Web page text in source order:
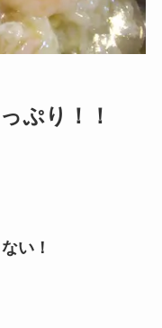
ぷり！！
い！